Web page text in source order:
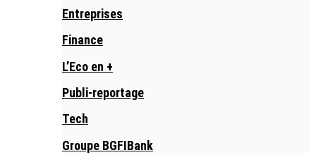
Entreprises
Finance
L’Eco en +
Publi-reportage
Tech
Groupe BGFIBank